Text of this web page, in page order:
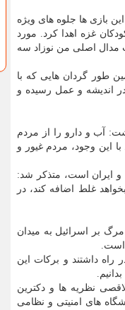
بازی ها جلوه های ویژه
غزه اهدا کرد. مورد
مدال اصلی من نوزاد سه
طور گردان هایی که با
اندیشه و عمل رسیده و
آب و دارو را از مردم
مردم مظلوم بمب ریختند. با این وجود، مردم غیور و
و ایران است، متذکر شد:
غلط اضافه کند، در
بر اسرائیل به میدان
است.
داشتند و برکات این
نظریه ها و دکترین
های امنیتی و نظامی